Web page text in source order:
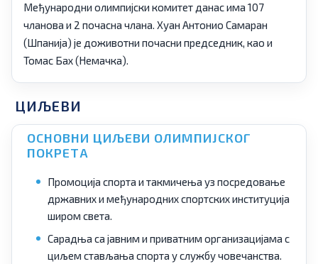
Међународни олимпијски комитет данас има 107
чланова и 2 почасна члана. Хуан Антонио Самаран
(Шпанија) је доживотни почасни председник, као и
Томас Бах (Немачка).
ЦИЉЕВИ
ОСНОВНИ ЦИЉЕВИ ОЛИМПИЈСКОГ
ПОКРЕТА
Промоција спорта и такмичења уз посредовање
државних и међународних спортских институција
широм света.
Сарадња са јавним и приватним организацијама с
циљем стављања спорта у службу човечанства.